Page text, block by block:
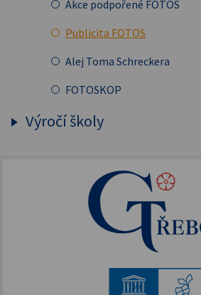
IKAP III
Šablony II
Podpora vzdělávání
Škola bez hranic
Přírodovědné pobytové kurzy
Jazykové kompetence
Projekt Edison
Nové výzvy pro Třeboňsko
Archív projektů
Akce podpořené FOTOS
Publicita FOTOS
Alej Toma Schreckera
FOTOSKOP
Výročí školy
155. výročí školy